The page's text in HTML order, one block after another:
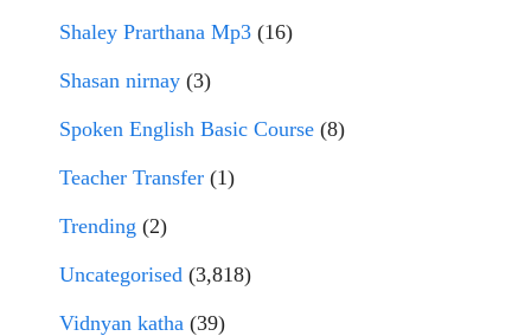
Shaley Prarthana Mp3 (16)
Shasan nirnay (3)
Spoken English Basic Course (8)
Teacher Transfer (1)
Trending (2)
Uncategorised (3,818)
Vidnyan katha (39)